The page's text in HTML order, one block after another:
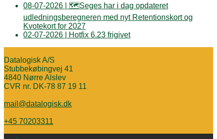
08-07-2026 | 🗺️Seges har i dag opdateret
udledningsberegneren med nyt Retentionskort og
Kvotekort for 2027
02-07-2026 | Hotfix 6.23 frigivet
Datalogisk A/S
Stubbekøbingvej 41
4840 Nørre Alslev
CVR nr. DK-78 87 19 11
mail@datalogisk.dk
+45 70203311